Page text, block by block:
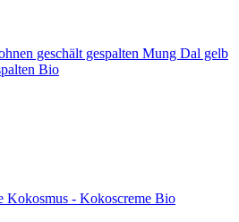
Mung Dal gelb
Bio
Kokosmus - Kokoscreme Bio